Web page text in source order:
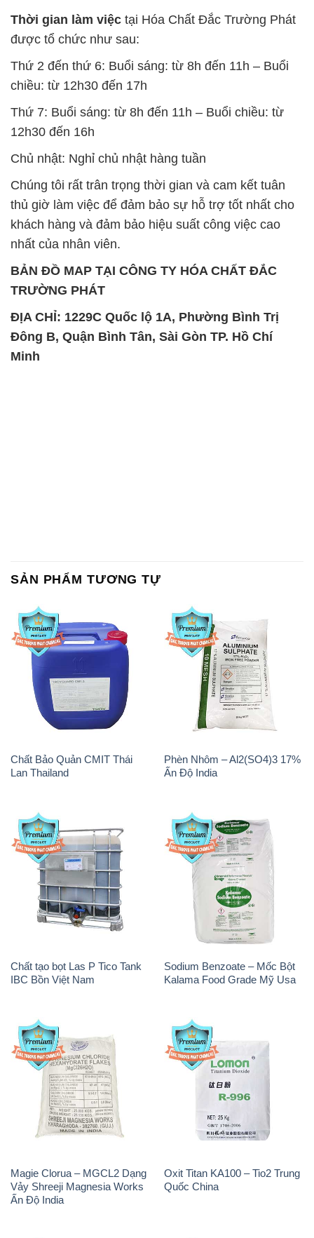
Thời gian làm việc tại Hóa Chất Đắc Trường Phát
được tổ chức như sau:
Thứ 2 đến thứ 6: Buổi sáng: từ 8h đến 11h – Buổi
chiều: từ 12h30 đến 17h
Thứ 7: Buổi sáng: từ 8h đến 11h – Buổi chiều: từ
12h30 đến 16h
Chủ nhật: Nghỉ chủ nhật hàng tuần
Chúng tôi rất trân trọng thời gian và cam kết tuân
thủ giờ làm việc để đảm bảo sự hỗ trợ tốt nhất cho
khách hàng và đảm bảo hiệu suất công việc cao
nhất của nhân viên.
BẢN ĐỒ MAP TẠI CÔNG TY HÓA CHẤT ĐẮC
TRƯỜNG PHÁT
ĐỊA CHỈ: 1229C Quốc lộ 1A, Phường Bình Trị
Đông B, Quận Bình Tân, Sài Gòn TP. Hồ Chí
Minh
SẢN PHẨM TƯƠNG TỰ
Chất Bảo Quản CMIT Thái
Lan Thailand
Phèn Nhôm – Al2(SO4)3 17%
Ấn Độ India
Chất tạo bọt Las P Tico Tank
IBC Bồn Việt Nam
Sodium Benzoate – Mốc Bột
Kalama Food Grade Mỹ Usa
Magie Clorua – MGCL2 Dạng
Vảy Shreeji Magnesia Works
Ấn Độ India
Oxit Titan KA100 – Tio2 Trung
Quốc China